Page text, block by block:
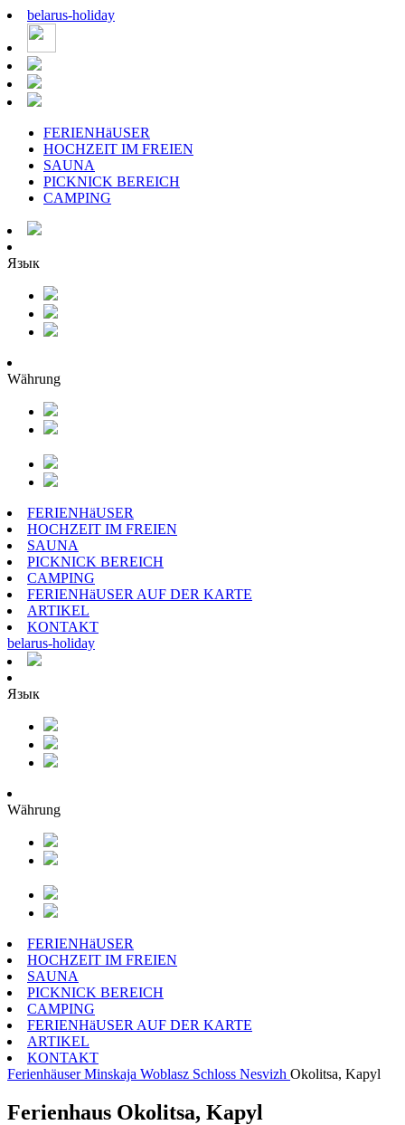
belarus-holiday
FERIENHäUSER
HOCHZEIT IM FREIEN
SAUNA
PICKNICK BEREICH
CAMPING
Язык
Währung
FERIENHäUSER
HOCHZEIT IM FREIEN
SAUNA
PICKNICK BEREICH
CAMPING
FERIENHäUSER AUF DER KARTE
ARTIKEL
KONTAKT
belarus-holiday
Язык
Währung
FERIENHäUSER
HOCHZEIT IM FREIEN
SAUNA
PICKNICK BEREICH
CAMPING
FERIENHäUSER AUF DER KARTE
ARTIKEL
KONTAKT
Ferienhäuser Minskaja Woblasz Schloss Nesvizh Okolitsa, Kapyl
Ferienhaus Okolitsa, Kapyl